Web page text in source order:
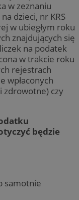
w zeznaniu
dzieci, nr KRS
w ubiegłym roku
znajdujących się
na podatek
w trakcie roku
rejestrach
wpłaconych
zdrowotne) czy
będzie
samotnie